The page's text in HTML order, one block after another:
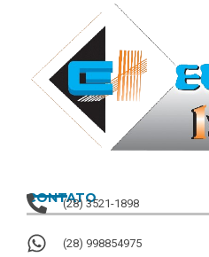
CONTATO(28) 3521-1898
(28) 998854975